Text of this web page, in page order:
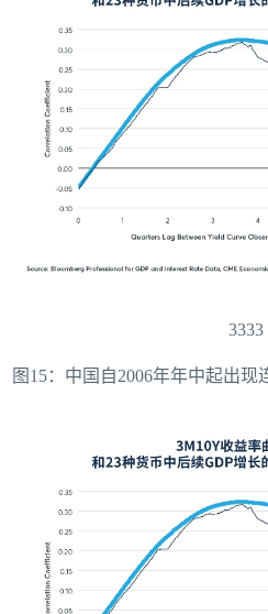
3333
图15：中国自2006年年中起出现